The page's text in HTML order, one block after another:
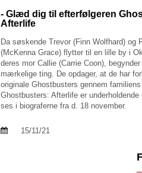
- Glæd dig til efterfølgeren
Afterlife
Da søskende Trevor (Finn Wolfhard) og
(McKenna Grace) flytter til en lille by i
deres mor Callie (Carrie Coon),
mærkelige ting. De opdager, at de har
originale Ghostbusters gennem
Ghostbusters: Afterlife er
ses i biograferne fra d. 18 november.
15/11/21